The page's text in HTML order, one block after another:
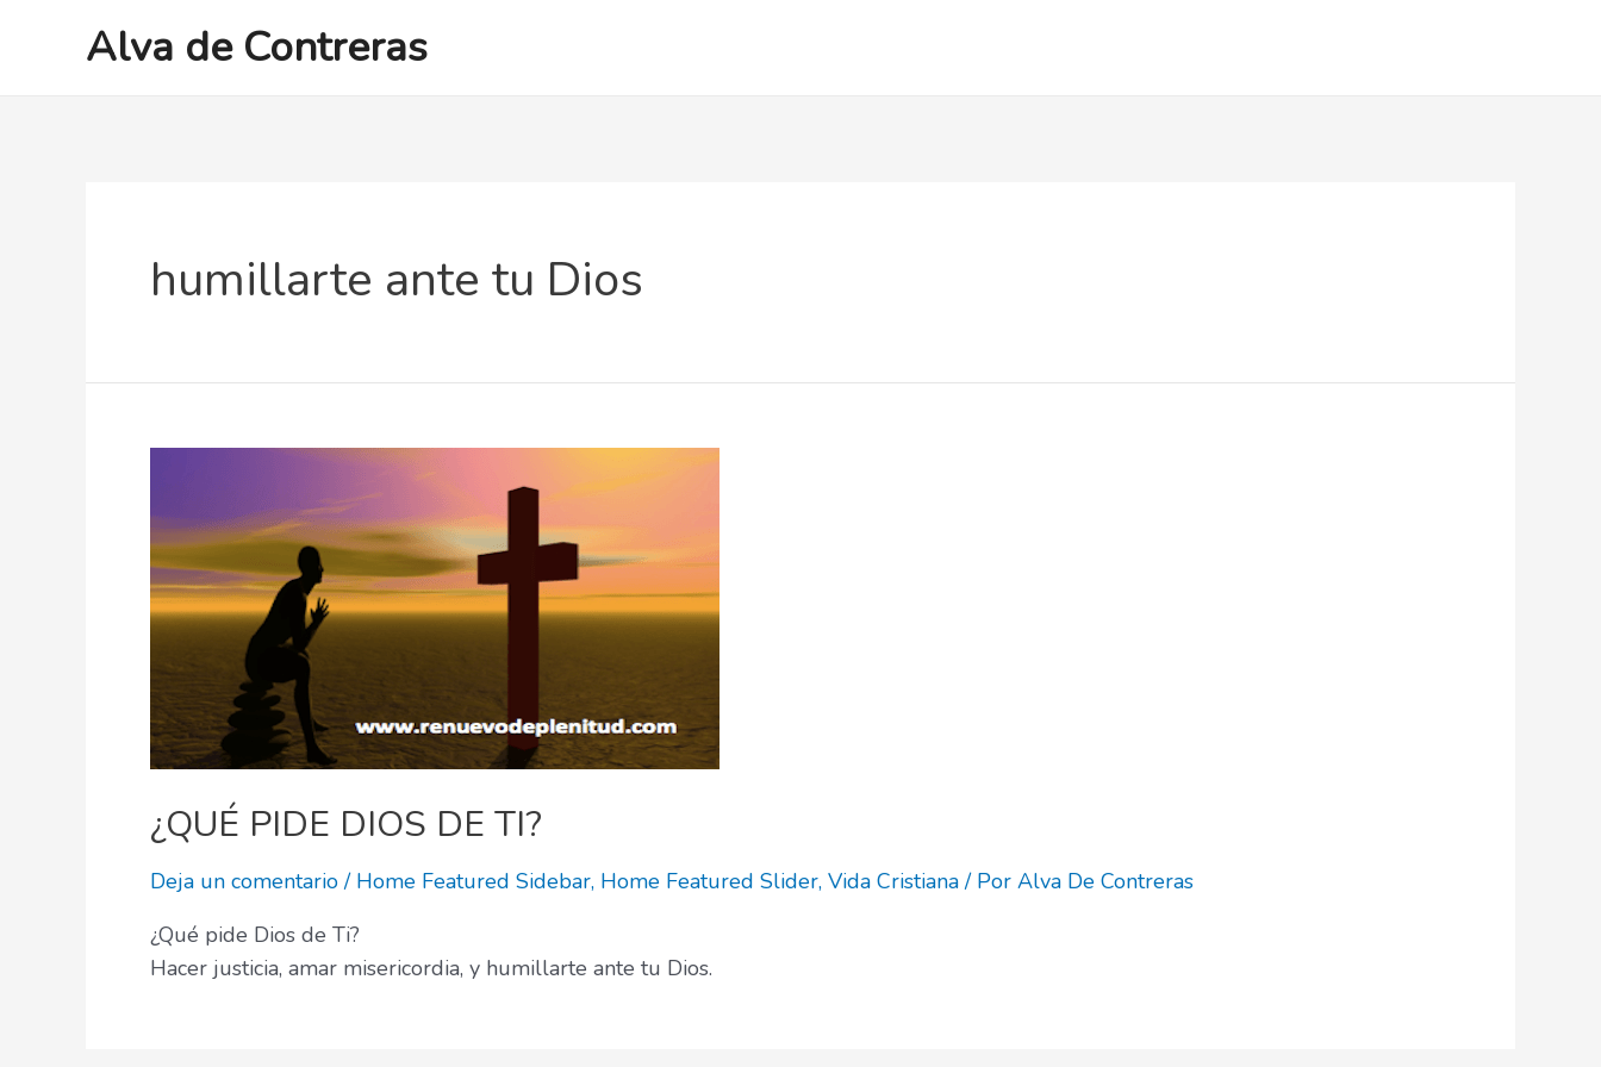
Alva de Contreras
humillarte ante tu Dios
¿QUÉ PIDE DIOS DE TI?
Deja un comentario / Home Featured Sidebar, Home Featured Slider, Vida Cristiana/ Por Alva De Contreras
¿Qué pide Dios de Ti?
Hacer justicia, amar misericordia, y humillarte ante tu Dios.